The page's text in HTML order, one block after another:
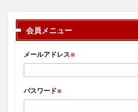
会員メニュー
メールアドレス※
パスワード※